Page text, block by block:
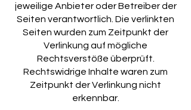
jeweilige Anbieter oder Betreiber der
Seiten verantwortlich. Die verlinkten
Seiten wurden zum Zeitpunkt der
Verlinkung auf mögliche
Rechtsverstöße überprüft.
Rechtswidrige Inhalte waren zum
Zeitpunkt der Verlinkung nicht
erkennbar.